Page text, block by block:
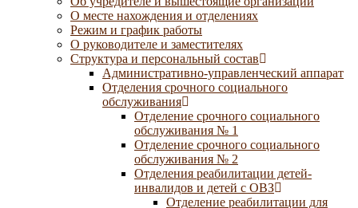
О месте нахождения и отделениях
Режим и график работы
О руководителе и заместителях
Структура и персональный состав
Административно-управленческий аппарат
Отделения срочного социального
обслуживания
Отделение срочного социального
обслуживания № 1
Отделение срочного социального
обслуживания № 2
Отделения реабилитации детей-
инвалидов и детей с ОВЗ
Отделение реабилитации для